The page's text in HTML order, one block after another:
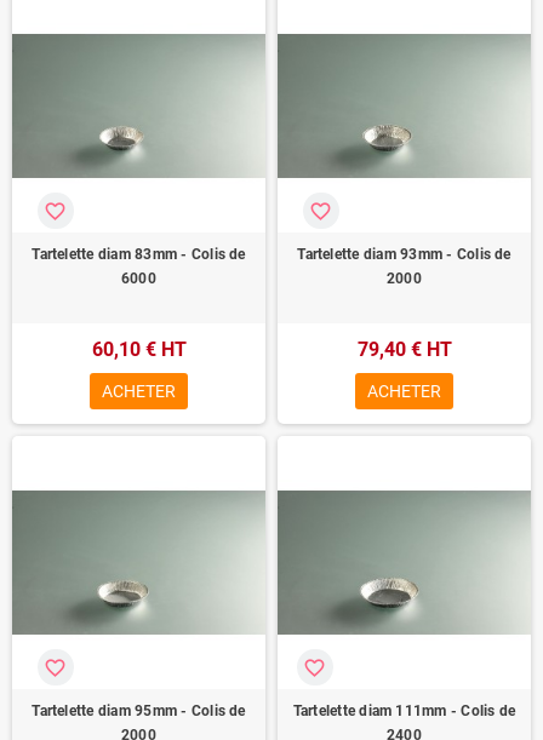
Tartelette diam 83mm - Colis de
6000
favorite_border
60,10 € HT
ACHETER
Tartelette diam 93mm - Colis de
2000
favorite_border
79,40 € HT
ACHETER
Tartelette diam 95mm - Colis de
2000
favorite_border
Tartelette diam 111mm - Colis de
2400
favorite_border